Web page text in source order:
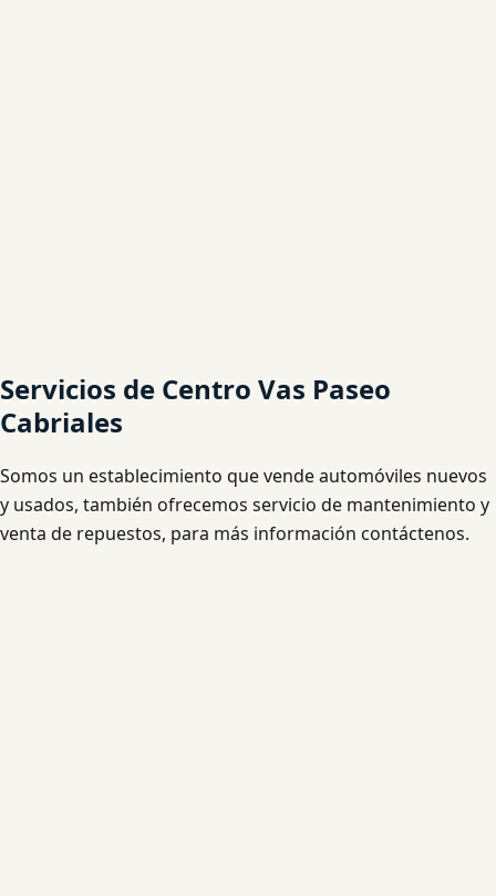
Servicios de Centro Vas Paseo
Cabriales
Somos un establecimiento que vende automóviles nuevos
y usados, también ofrecemos servicio de mantenimiento y
venta de repuestos, para más información contáctenos.